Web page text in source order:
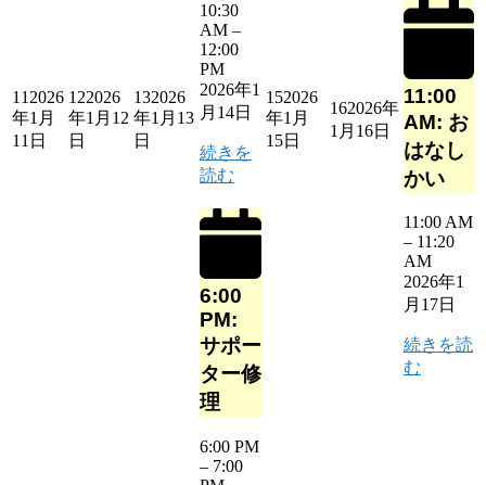
11 2026
年1月
11日
122026
年1月12
日
132026
年1月13
日
10:30
AM –
12:00
PM
2026年1
月14日
続きを
読む
6:00
PM:
サポー
ター修
理
6:00 PM
– 7:00
152026
年1月
15日
162026年
1月16日
11:00
AM: お
はなし
かい
11:00 AM
– 11:20
AM
2026年1
月17日
続きを読
む